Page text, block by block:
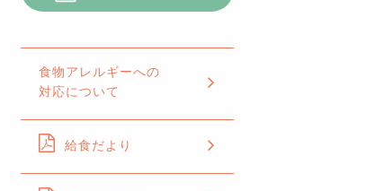
食物アレルギーへの
対応について
給食だより